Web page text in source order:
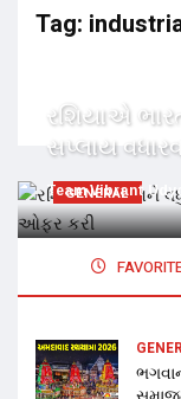
Tag:
GENERAL
રશિયાએ
સપ્લાય
Team Vibrant